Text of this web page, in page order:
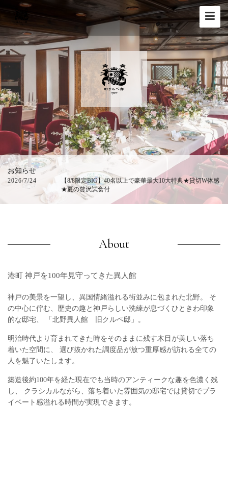
Toggle
お知らせ
2026/7/24
【8/8限定BIG】40名以上で豪華最大10大特典★貸切W体感
★夏の贅沢試食付
About
港町 神戸を100年見守ってきた異人館
神戸の美景を一望し、異国情緒溢れる街並みに包まれた北野。
そ
の中心に佇む、歴史の趣と神戸らしい洗練が息づくひときわ印象
的な邸宅、
「北野異人館 旧クルペ邸」。
明治時代より育まれてきた時をそのままに残す木目が美しい落ち
着いた空間に、
選び抜かれた調度品が放つ重厚感が訪れる全ての
人を魅了いたします。
築造後約100年を経た現在でも当時のアンティークな趣を色濃く残
し、
クラシカルながら、落ち着いた雰囲気の邸宅では貸切でプラ
イベート感溢れる時間が実現できます。